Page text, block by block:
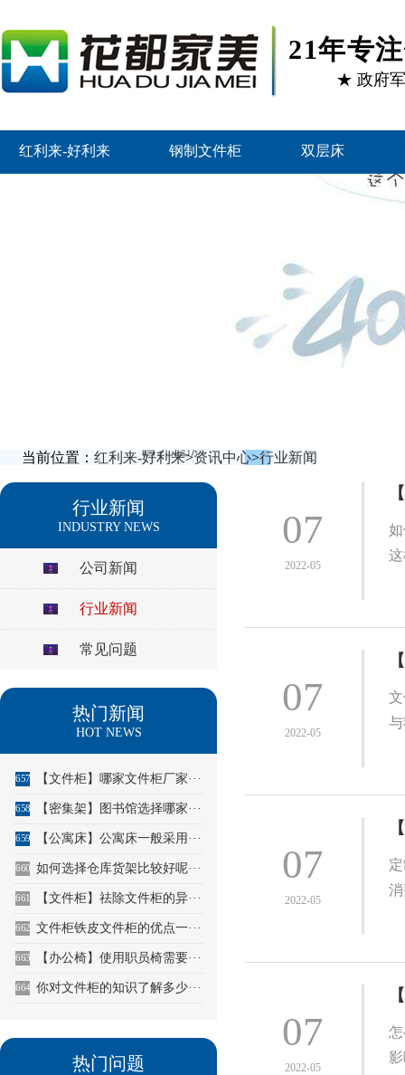
21年专
★ 政府
红利来-好利来 钢制文件柜 双层床
当前位置： 红利来-好利来>资讯中心>行业新闻
行业新闻
INDUSTRY NEWS
公司新闻
行业新闻
常见问题
热门新闻
HOT NEWS
657 【文件柜】哪家文件柜厂家···
658 【密集架】图书馆选择哪家···
659 【公寓床】公寓床一般采用···
660 如何选择仓库货架比较好呢···
661 【文件柜】祛除文件柜的异···
662 文件柜铁皮文件柜的优点一···
663 【办公椅】使用职员椅需要···
664 你对文件柜的知识了解多少···
热门问题
07
2022-05
07
2022-05
07
2022-05
07
2022-05